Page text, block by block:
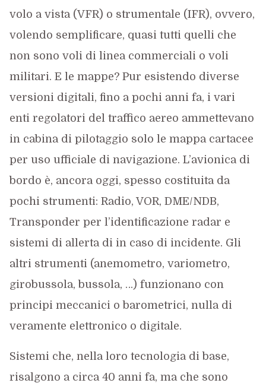
volo a vista (VFR) o strumentale (IFR), ovvero,
volendo semplificare, quasi tutti quelli che
non sono voli di linea commerciali o voli
militari. E le mappe? Pur esistendo diverse
versioni digitali, fino a pochi anni fa, i vari
enti regolatori del traffico aereo ammettevano
in cabina di pilotaggio solo le mappa cartacee
per uso ufficiale di navigazione. L’avionica di
bordo è, ancora oggi, spesso costituita da
pochi strumenti: Radio, VOR, DME/NDB,
Transponder per l’identificazione radar e
sistemi di allerta di in caso di incidente. Gli
altri strumenti (anemometro, variometro,
girobussola, bussola, …) funzionano con
principi meccanici o barometrici, nulla di
veramente elettronico o digitale.
Sistemi che, nella loro tecnologia di base,
risalgono a circa 40 anni fa, ma che sono